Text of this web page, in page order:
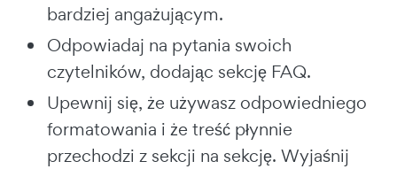
bardziej angażującym.
Odpowiadaj na pytania swoich
czytelników, dodając sekcję FAQ.
Upewnij się, że używasz odpowiedniego
formatowania i że treść płynnie
przechodzi z sekcji na sekcję. Wyjaśnij